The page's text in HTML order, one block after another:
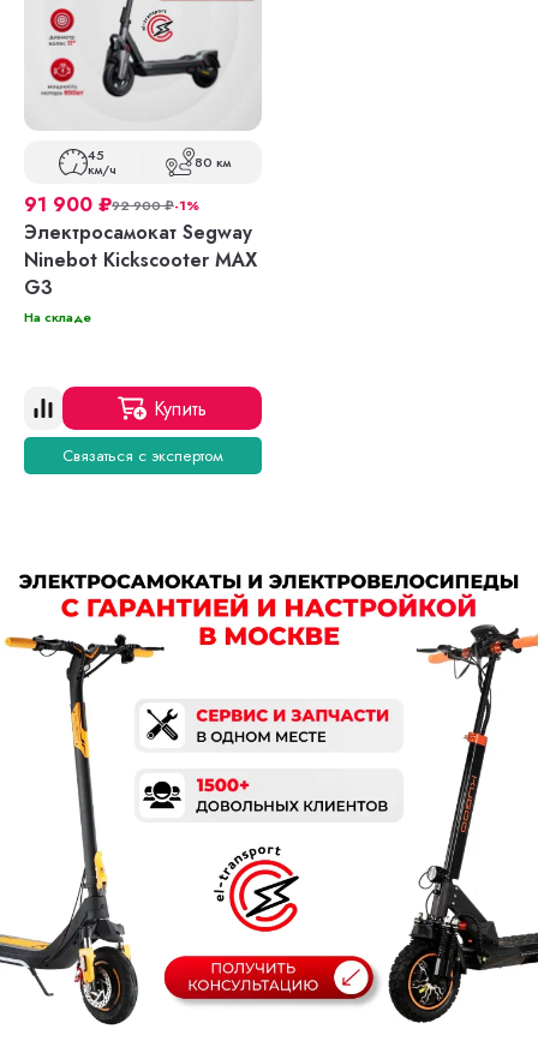
45
км/ч 80 км
91 900 ₽92 900₽-1%
Электросамокат Segway
Ninebot Kickscooter MAX
G3
На складе
Купить
Связаться с экспертом